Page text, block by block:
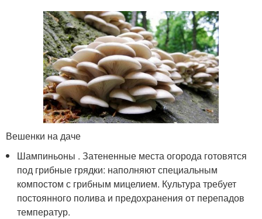
Вешенки на даче
Шампиньоны . Затененные места огорода готовятся
под грибные грядки: наполняют специальным
компостом с грибным мицелием. Культура требует
постоянного полива и предохранения от перепадов
температур.